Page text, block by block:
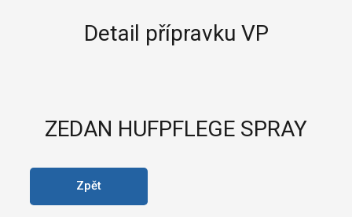
Detail přípravku VP
ZEDAN HUFPFLEGE SPRAY
Zpět